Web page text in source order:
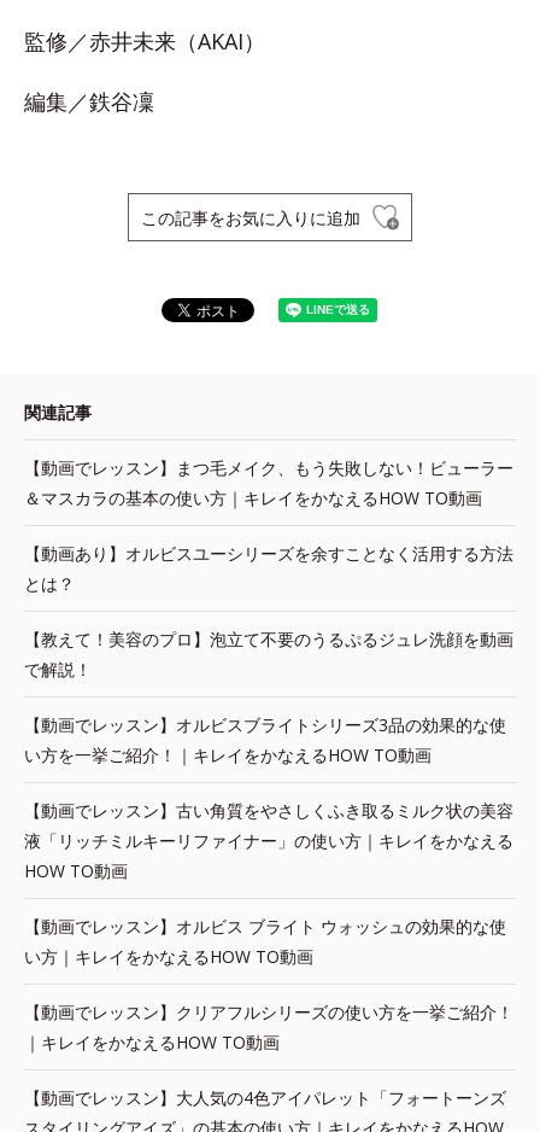
監修／赤井未来（AKAI）
編集／鉄谷凜
この記事をお気に入りに追加
関連記事
【動画でレッスン】まつ毛メイク、もう失敗しない！ビューラー
＆マスカラの基本の使い方｜キレイをかなえるHOW TO動画
【動画あり】オルビスユーシリーズを余すことなく活用する方法
とは？
【教えて！美容のプロ】泡立て不要のうるぷるジュレ洗顔を動画
で解説！
【動画でレッスン】オルビスブライトシリーズ3品の効果的な使
い方を一挙ご紹介！｜キレイをかなえるHOW TO動画
【動画でレッスン】古い角質をやさしくふき取るミルク状の美容
液「リッチミルキーリファイナー」の使い方｜キレイをかなえる
HOW TO動画
【動画でレッスン】オルビス ブライト ウォッシュの効果的な使
い方｜キレイをかなえるHOW TO動画
【動画でレッスン】クリアフルシリーズの使い方を一挙ご紹介！
｜キレイをかなえるHOW TO動画
【動画でレッスン】大人気の4色アイパレット「フォートーンズ
スタイリングアイズ」の基本の使い方｜キレイをかなえるHOW